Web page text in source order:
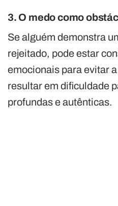
3. O medo como
Se alguém demonstra
rejeitado, pode estar
emocionais para evitar
resultar em dificuldade
profundas e autênticas.